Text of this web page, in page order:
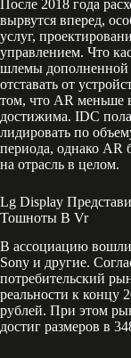
После 2018 года
вырвутся вперед,
услуг,
управлением. Что
шлемы дополненной
отставать от
том, что AR меньше
достижима. IDC
лидировать по
периода, однако AR
на отрасль в целом.
Lg Display
Тошноты В Vr
В ассоциацию вошли
Sony и другие.
потребительский
реальности к концу
рублей. При этом
достиг размеров в